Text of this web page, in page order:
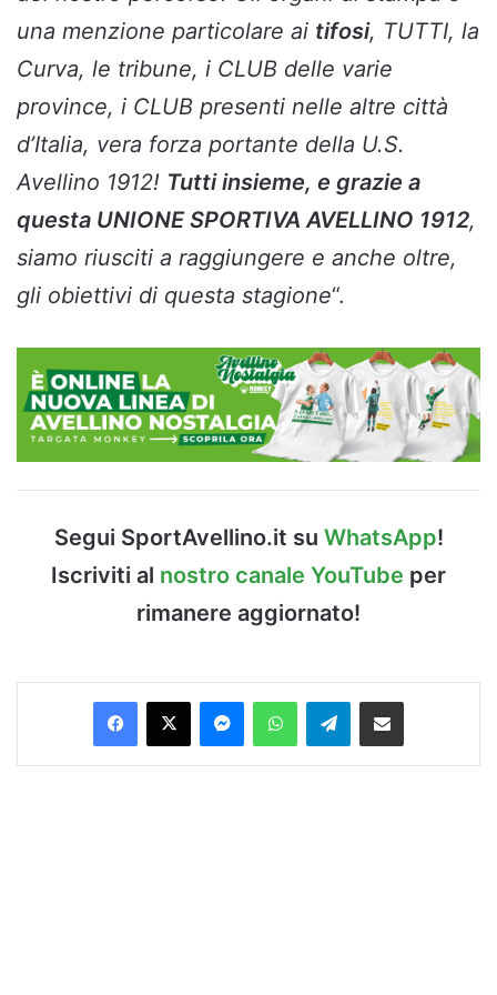
una menzione particolare ai tifosi, TUTTI, la
Curva, le tribune, i CLUB delle varie
province, i CLUB presenti nelle altre città
d’Italia, vera forza portante della U.S.
Avellino 1912! Tutti insieme, e grazie a
questa UNIONE SPORTIVA AVELLINO 1912,
siamo riusciti a raggiungere e anche oltre,
gli obiettivi di questa stagione“.
Segui SportAvellino.it su WhatsApp!
Iscriviti al nostro canale YouTube per
rimanere aggiornato!
Facebook
X MessengerWhatsAppTelegramCondividi via Email